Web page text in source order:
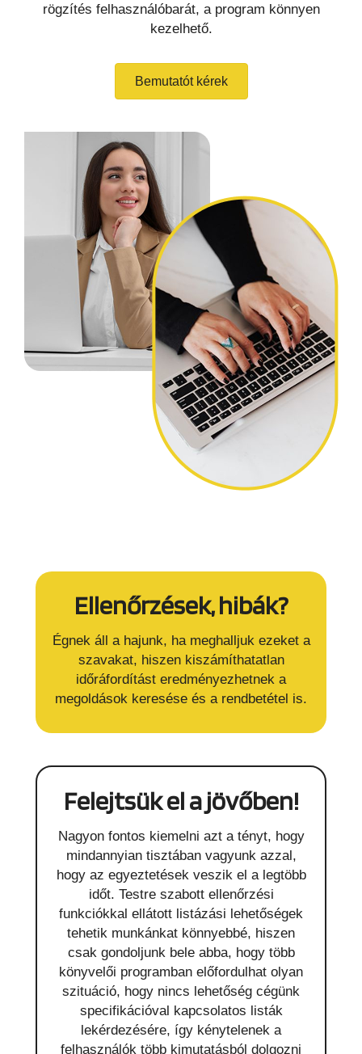
rögzítés felhasználóbarát, a program könnyen
kezelhető.
Bemutatót kérek
Ellenőrzések, hibák?
Égnek áll a hajunk, ha meghalljuk ezeket a
szavakat, hiszen kiszámíthatatlan
időráfordítást eredményezhetnek a
megoldások keresése és a rendbetétel is.
Felejtsük el a jövőben!
Nagyon fontos kiemelni azt a tényt, hogy
mindannyian tisztában vagyunk azzal,
hogy az egyeztetések veszik el a legtöbb
időt. Testre szabott ellenőrzési
funkciókkal ellátott listázási lehetőségek
tehetik munkánkat könnyebbé, hiszen
csak gondoljunk bele abba, hogy több
könyvelői programban előfordulhat olyan
szituáció, hogy nincs lehetőség cégünk
specifikációval kapcsolatos listák
lekérdezésére, így kénytelenek a
felhasználók több kimutatásból dolgozni